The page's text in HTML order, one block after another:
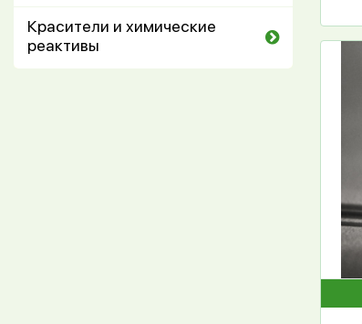
Красители и химические
реактивы